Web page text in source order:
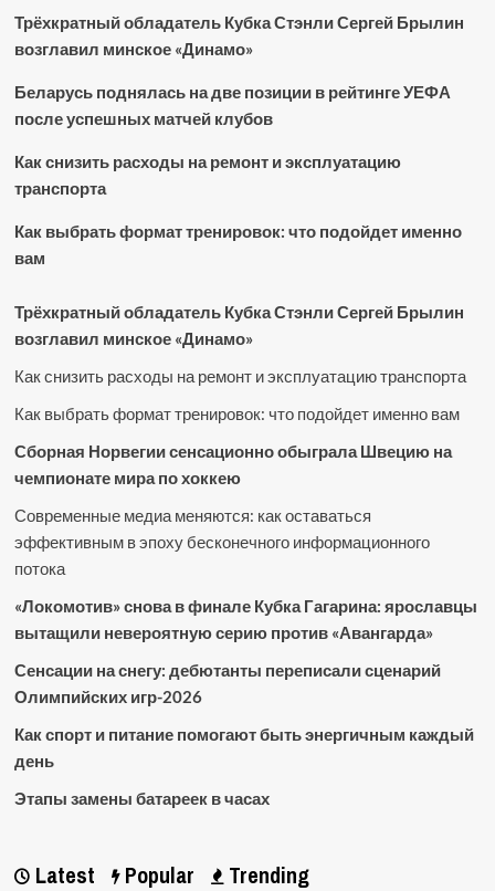
Трёхкратный обладатель Кубка Стэнли Сергей Брылин
возглавил минское «Динамо»
Беларусь поднялась на две позиции в рейтинге УЕФА
после успешных матчей клубов
Как снизить расходы на ремонт и эксплуатацию
транспорта
Как выбрать формат тренировок: что подойдет именно
вам
Трёхкратный обладатель Кубка Стэнли Сергей Брылин
возглавил минское «Динамо»
Как снизить расходы на ремонт и эксплуатацию транспорта
Как выбрать формат тренировок: что подойдет именно вам
Сборная Норвегии сенсационно обыграла Швецию на
чемпионате мира по хоккею
Современные медиа меняются: как оставаться
эффективным в эпоху бесконечного информационного
потока
«Локомотив» снова в финале Кубка Гагарина: ярославцы
вытащили невероятную серию против «Авангарда»
Сенсации на снегу: дебютанты переписали сценарий
Олимпийских игр-2026
Как спорт и питание помогают быть энергичным каждый
день
Этапы замены батареек в часах
Latest Popular Trending